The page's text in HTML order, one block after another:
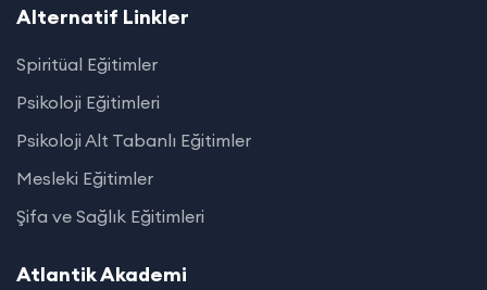
Alternatif Linkler
Spiritüal Eğitimler
Psikoloji Eğitimleri
Psikoloji Alt Tabanlı Eğitimler
Mesleki Eğitimler
Şifa ve Sağlık Eğitimleri
Atlantik Akademi